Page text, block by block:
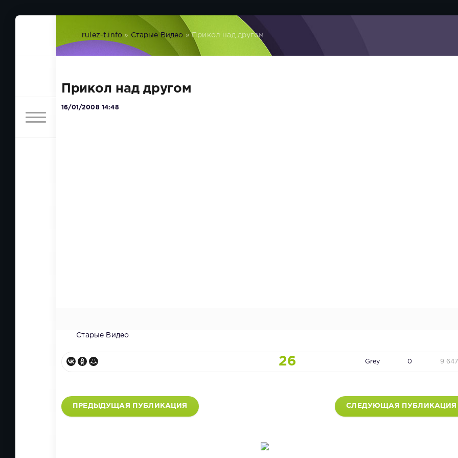
rulez-t.info » Старые Видео » Прикол над другом
Прикол над другом
16/01/2008 14:48
Старые Видео
26 Grey 0 9
ПРЕДЫДУЩАЯ ПУБЛИКАЦИЯ СЛЕДУЮЩАЯ ПУБЛИКАЦИЯ